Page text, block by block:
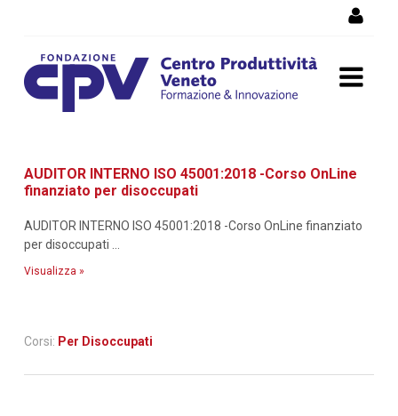
formazione
AUDITOR INTERNO ISO 45001:2018 -Corso OnLine
finanziato per disoccupati
AUDITOR INTERNO ISO 45001:2018 -Corso OnLine finanziato
per disoccupati ...
Visualizza »
Corsi: Per Disoccupati